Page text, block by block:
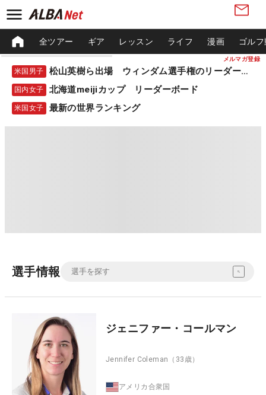
メルマガ登録
全ツアー ギア レッスン ライフ 漫画 ゴル
米国男子 松山英樹ら出場 ウィンダム選手権のリーダーボード
国内女子 北海道meijiカップ リーダーボード
米国女子 最新の世界ランキング
選手情報
ジェニファー・コールマン
Jennifer Coleman （33歳）
アメリカ合衆国